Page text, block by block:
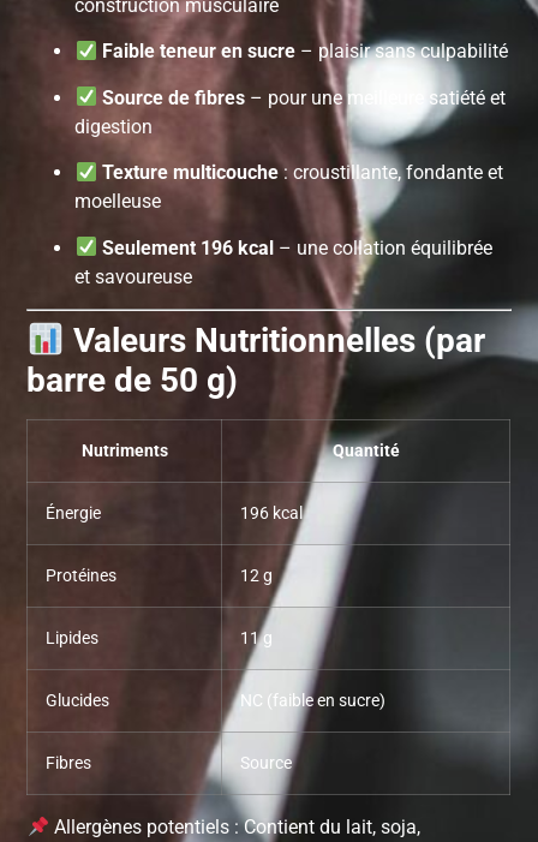
construction musculaire
Faible teneur en sucre– plaisir sans culpabilité
Source de fibres– pour une meilleure satiété et
digestion
Texture multicouche: croustillante, fondante et
moelleuse
Seulement 196 kcal– une collation équilibrée
et savoureuse
Valeurs Nutritionnelles (par
barre de 50 g)
Nutriments Quantité
Énergie 196 kcal
Protéines 12 g
Lipides 11 g
Glucides NC (faible en sucre)
Fibres Source
Allergènes potentiels : Contient du lait, soja,